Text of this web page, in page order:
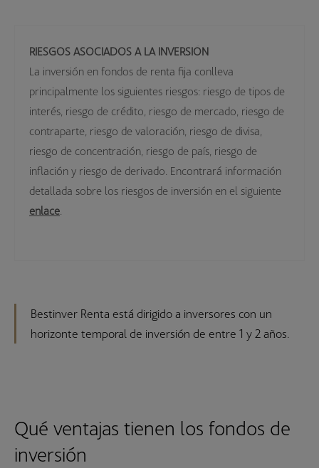
INFORME 1º SEMESTRE 2025
VALORES LIQUIDATIVOS
RIESGOS ASOCIADOS A LA INVERSIÓN
La inversión en fondos de renta fija conlleva
principalmente los siguientes riesgos: riesgo de tipos de
interés, riesgo de crédito, riesgo de mercado, riesgo de
contraparte, riesgo de valoración, riesgo de divisa,
riesgo de concentración, riesgo de país, riesgo de
inflación y riesgo de derivado. Encontrará información
detallada sobre los riesgos de inversión en el siguiente
enlace
Bestinver Renta está dirigido a inversores con un
horizonte temporal de inversión de entre 1 y 2 años.
Qué ventajas tienen los fondos de
inversión